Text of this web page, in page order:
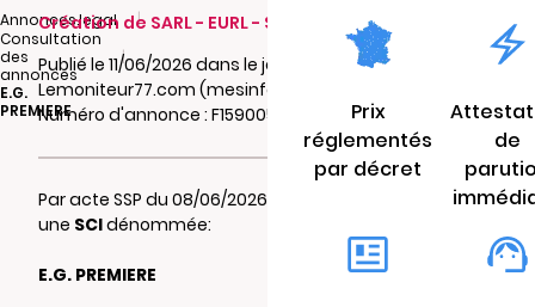
Annonces.legal
|
Consultation
des
annonces
|
E.G.
PREMIERE
Création de SARL - EURL - SCI - SCA - SCCV
Publié le 11/06/2026 dans le journal
Lemoniteur77.com (mesinfos.fr)
Numéro d'annonce : F159005124zco
Par acte SSP du 08/06/2026 il a été constitué
une SCIdénommée:
E.G. PREMIERE
Prix
réglementés
par décret
de